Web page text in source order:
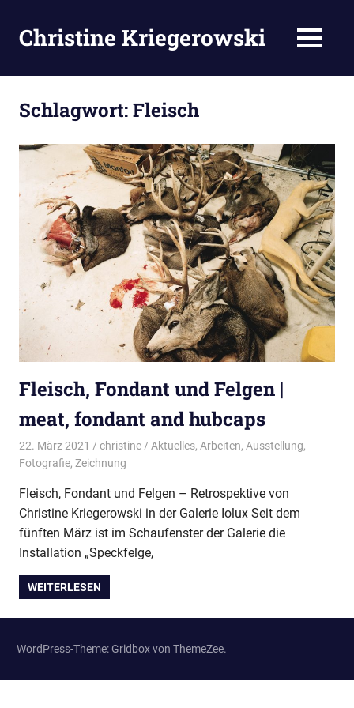
Inhalt
springen
Christine Kriegerowski MENÜ
Schlagwort:Fleisch
Fleisch, Fondant und Felgen |
meat, fondant and hubcaps
22. März 2021 christine Aktuelles, Arbeiten, Ausstellung,
Fotografie, Zeichnung
Fleisch, Fondant und Felgen – Retrospektive von
Christine Kriegerowski in der Galerie Iolux Seit dem
fünften März ist im Schaufenster der Galerie die
Installation „Speckfelge,
WEITERLESEN
WordPress-Theme: Gridbox von ThemeZee.